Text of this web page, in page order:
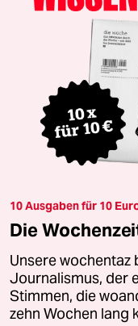
10 Ausgaben für 10
Die
Unsere wochentaz
Journalismus, der
Stimmen, die
zehn Wochen lang